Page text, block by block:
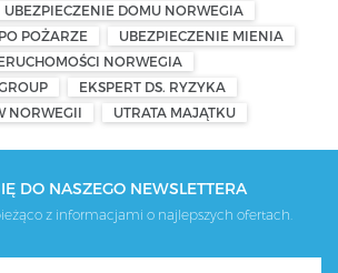
UBEZPIECZENIE DOMU NORWEGIA
POŻARZE
UBEZPIECZENIE MIENIA
NORWEGIA
EKSPERT DS. RYZYKA
NORWEGII
UTRATA MAJĄTKU
DO NASZEGO NEWSLETTERA
z informacjami o najlepszych ofertach.